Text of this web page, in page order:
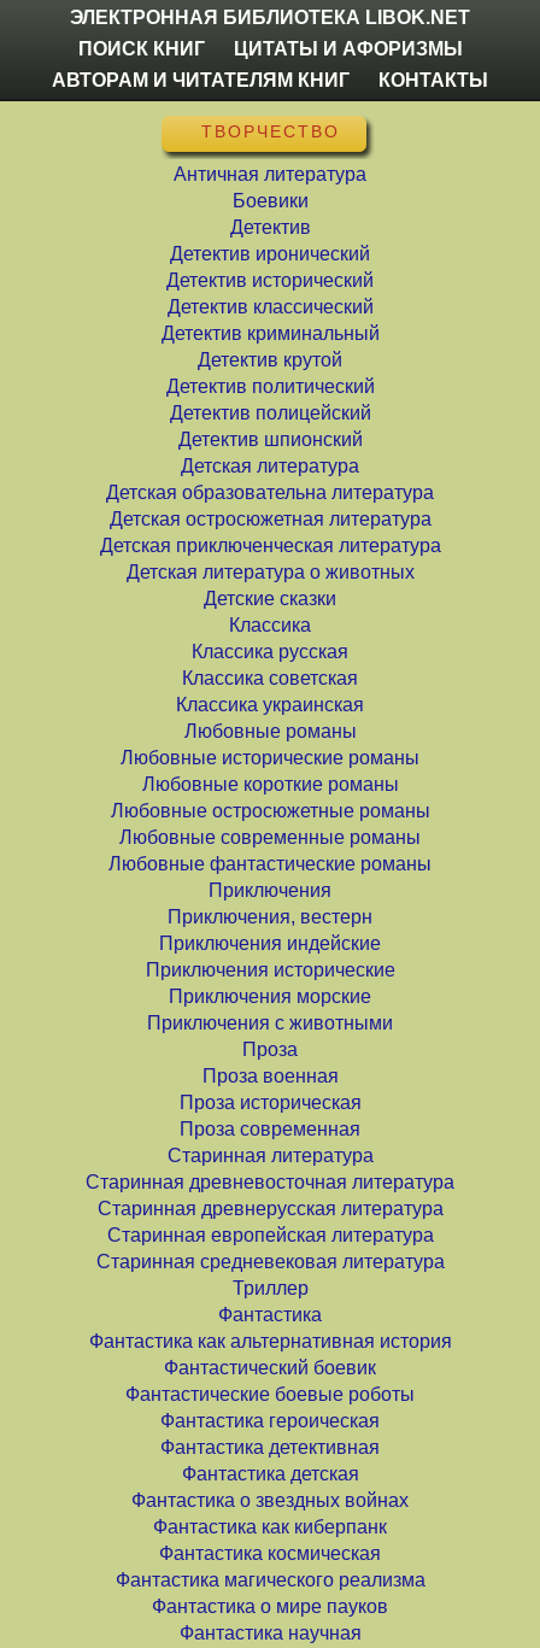
ЭЛЕКТРОННАЯ БИБЛИОТЕКА LIBOK.NET
ПОИСК КНИГ
ЦИТАТЫ И АФОРИЗМЫ
АВТОРАМ И ЧИТАТЕЛЯМ КНИГ
КОНТАКТЫ
ТВОРЧЕСТВО
Античная литература
Боевики
Детектив
Детектив иронический
Детектив исторический
Детектив классический
Детектив криминальный
Детектив крутой
Детектив политический
Детектив полицейский
Детектив шпионский
Детская литература
Детская образовательна литература
Детская остросюжетная литература
Детская приключенческая литература
Детская литература о животных
Детские сказки
Классика
Классика русская
Классика советская
Классика украинская
Любовные романы
Любовные исторические романы
Любовные короткие романы
Любовные остросюжетные романы
Любовные современные романы
Любовные фантастические романы
Приключения
Приключения, вестерн
Приключения индейские
Приключения исторические
Приключения морские
Приключения с животными
Проза
Проза военная
Проза историческая
Проза современная
Старинная литература
Старинная древневосточная литература
Старинная древнерусская литература
Старинная европейская литература
Старинная средневековая литература
Триллер
Фантастика
Фантастика как альтернативная история
Фантастический боевик
Фантастические боевые роботы
Фантастика героическая
Фантастика детективная
Фантастика детская
Фантастика о звездных войнах
Фантастика как киберпанк
Фантастика космическая
Фантастика магического реализма
Фантастика о мире пауков
Фантастика научная